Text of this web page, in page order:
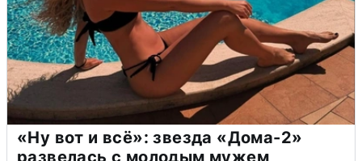
«Ну вот и всё»: звезда «Дома-2»
развелась с молодым мужем